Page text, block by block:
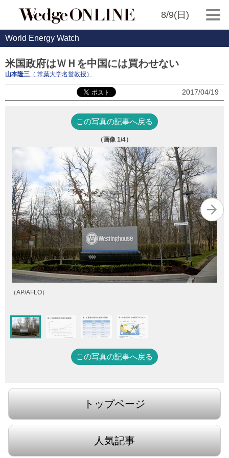
8/9(日)
World Energy Watch
米国政府はＷＨを中国には買わせない
山本隆三 （ 常葉大学名誉教授）
2017/04/19
この写真の記事へ戻る
（画像 1/4）
（AP/AFLO）
この写真の記事へ戻る
トップページ
人気記事